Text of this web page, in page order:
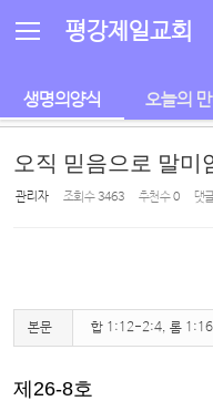
평강제일교회
생명의양식 오늘의
오직 믿음으로 말미
관리자 조회 수3463 추천 수0 댓
본문 합 1:12-2:4, 롬
제 26-8호